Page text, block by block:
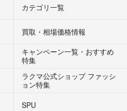
カテゴリ一覧
買取・相場価格情報
キャンペーン一覧・おすすめ
特集
ラクマ公式ショップ ファッシ
ョン特集
SPU